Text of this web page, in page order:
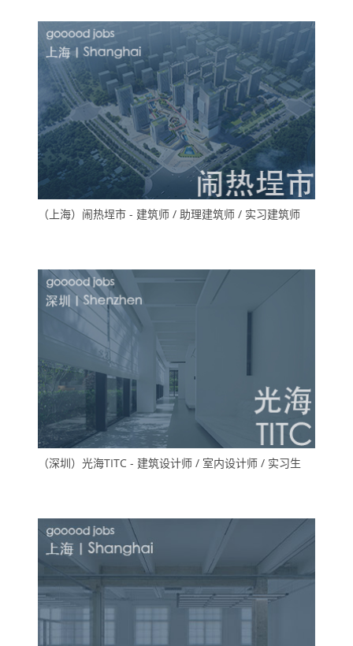
（上海）闹热埕市 - 建筑师 / 助理建筑师 / 实习建筑师
（深圳）光海TITC - 建筑设计师 / 室内设计师 / 实习生